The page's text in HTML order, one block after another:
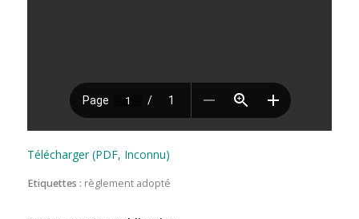
Télécharger (PDF, Inconnu)
Etiquettes : règlement adopté